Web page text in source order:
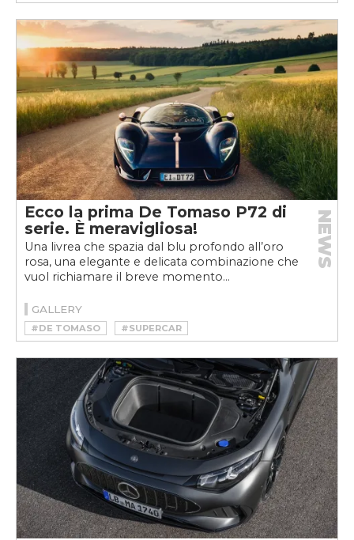
Ecco la prima De Tomaso P72 di
serie. È meravigliosa!
Una livrea che spazia dal blu profondo all’oro
rosa, una elegante e delicata combinazione che
vuol richiamare il breve momento...
NEWS
GALLERY
#DE TOMASO #SUPERCAR